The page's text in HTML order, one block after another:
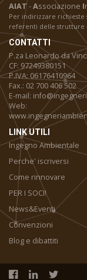
AIAT-Associazione I
Per indirizzare
referenti delle strutture
CONTATTI
P.za Leonardo da
CF: 97249380151
P.IVA: 06176410964
Fax.: 02 700 406 502
E-mail:
Web:
LINK UTILI
Ingegno Ambientale
Perche' iscriversi
Come rinnovare
PER I SOCI!
News&Eventi
Convenzioni
Blog e dibattiti